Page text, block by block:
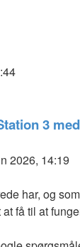
3
2026, 14:19
har, og
få til at